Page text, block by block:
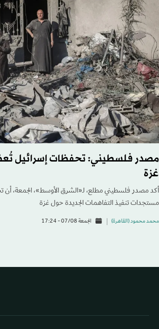
مصدر فلسطيني: تحفظات إسرائيل
غزة
أكد مصدر فلسطيني مطلع، لـ«الشرق الأوسط»، الجمعة، أن
مستجدات تنفيذ التفاهمات الجديدة حول غزة
محمد محمود (القاهرة) الجمعة 07/08 - 17:24